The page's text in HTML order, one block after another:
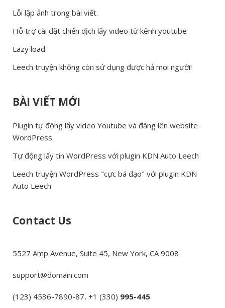
Lỗi lặp ảnh trong bài viết.
Hỗ trợ cài đặt chiến dịch lấy video từ kênh youtube
Lazy load
Leech truyện không còn sử dụng được hả mọi người!
BÀI VIẾT MỚI
Plugin tự động lấy video Youtube và đăng lên website
WordPress
Tự động lấy tin WordPress với plugin KDN Auto Leech
Leech truyện WordPress "cực bá đạo" với plugin KDN
Auto Leech
Contact Us
5527 Amp Avenue, Suite 45, New York, CA 9008
support@domain.com
(123) 4536-7890-87, +1 (330) 995-445